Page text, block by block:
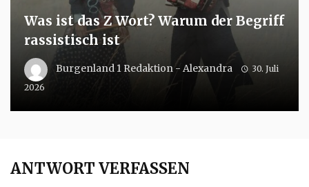
Was ist das Z Wort? Warum der Begriff
rassistisch ist
Burgenland 1 Redaktion - Alexandra
30. Juli
2026
ANTWORT VERFASSEN